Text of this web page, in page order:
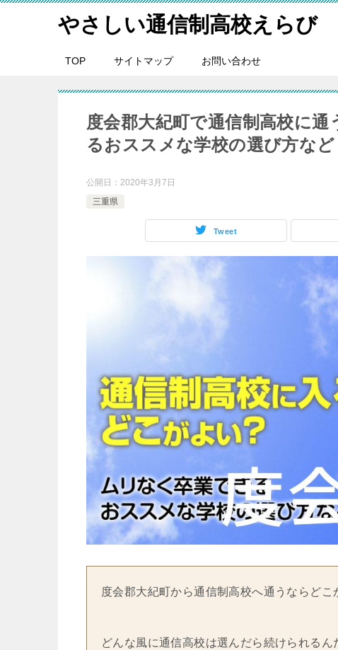
やさしい通信制高校えらび
TOP サイトマップ お問い合わせ
度会郡大紀町で通信制高校に
るおススメな学校の選び方など
公開日： 2020年3月7日
三重県
Tweet
度会郡大紀町から通信制高校へ通うならどこ
どんな風に通信高校は選んだら続けられるん